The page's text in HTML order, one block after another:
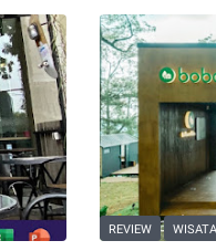
REVIEW WISATA